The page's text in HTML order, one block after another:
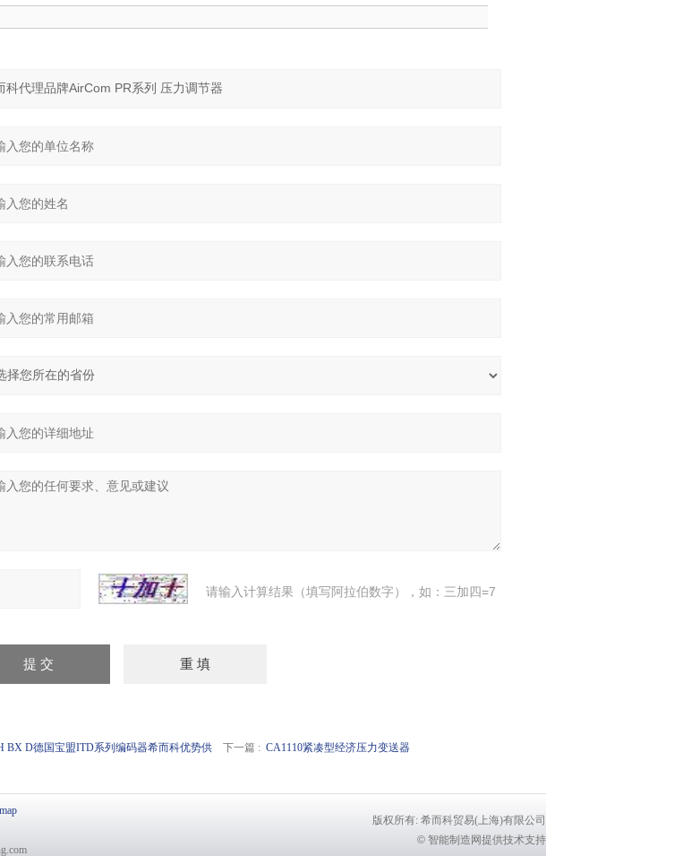
请输入计算结果（填写阿拉伯数字），如：三加四=7
BX D德国宝盟ITD系列编码器希而科优势供 下一篇 : CA1110紧凑型经济压力变送器
版权所有: 希而科贸易(上海)有限公司
© 智能制造网提供技术支持